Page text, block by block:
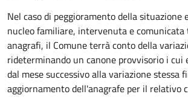
Nel caso di peggioramento della situazione
nucleo familiare, intervenuta e comunicata
anagrafi, il Comune terrà conto della
rideterminando un canone provvisorio i
dal mese successivo alla variazione stessa
aggiornamento dell'anagrafe per il relativo